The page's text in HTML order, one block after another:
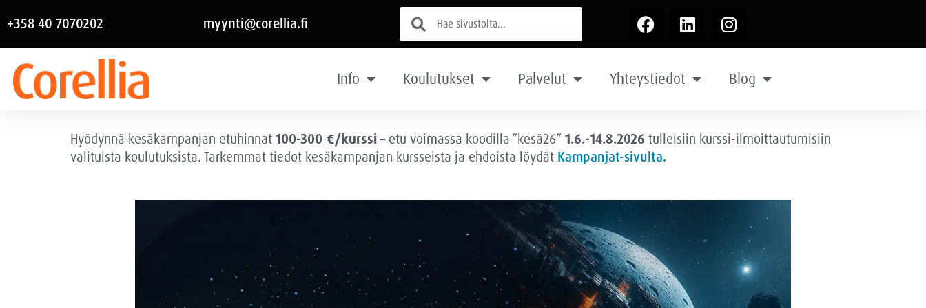
+358 40 7070202 myynti@corellia.fi
Info Koulutukset Palvelut Yhteystiedot Blog
Hyödynnä kesäkampanjan etuhinnat 100-300 €/kurssi – etu voimassa koodilla ”kesä26” 1.6.-14.8.2026 tulleisiin kurssi-ilmoittautumisiin
valituista koulutuksista. Tarkemmat tiedot kesäkampanjan kursseista ja ehdoista löydät Kampanjat-sivulta.